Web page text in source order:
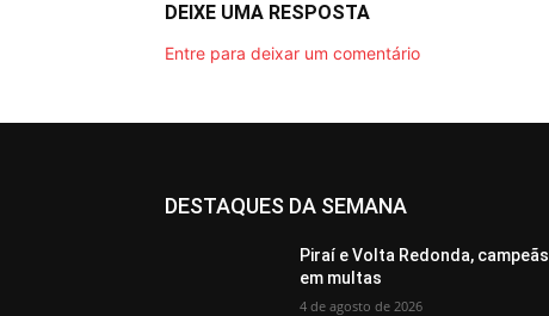
DEIXE UMA RESPOSTA
Entre para deixar um comentário
DESTAQUES DA SEMANA
Piraí e Volta Redonda, campeãs
em multas
4 de agosto de 2026